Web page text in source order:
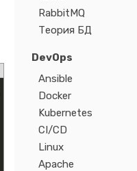
RabbitMQ
Теория БД
DevOps
Ansible
Docker
Kubernetes
CI/CD
Linux
Apache